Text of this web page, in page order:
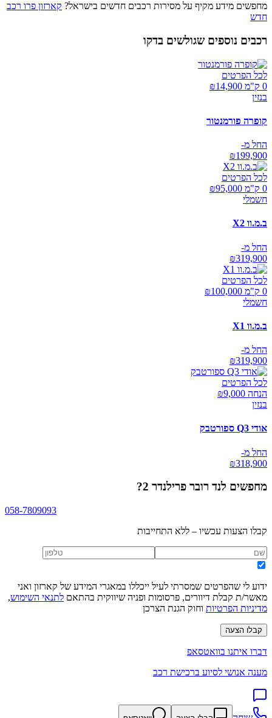
מחפשים מידע מקיף על מסירות רכבים חדשים בישראל? קארזון פרו רכב
חדש
רכבים נוספים שגולשים בדקו
לכל הפרטים
0 ק"מ ₪
14,900
בנזין
קופרה פורמנטור
החל מ-
₪199,900
לכל הפרטים
0 ק"מ ₪
95,000
חשמלי
ב.מ.וו X2
החל מ-
₪319,900
לכל הפרטים
0 ק"מ ₪
100,000
חשמלי
ב.מ.וו X1
החל מ-
₪319,900
לכל הפרטים
הנחה ₪ 9,000
בנזין
אודי Q3 ספורטבק
החל מ-
₪318,900
מחפשים לנד רובר פרילנדר 2 ?
058-7809093
קבלו הצעות עכשיו – ללא התחייבות
ידוע לי שהפרטים שמסרתי לעיל ייכללו במאגרי המידע של קארזון ואני
מאשר/ת קבלת דיוורים, פרסומות ופניה שיווקית בהתאם לתנאי השימוש,
מדיניות הפרטיות וחוק הגנת הצרכן
קבלו הצעה
דברו איתנו בוואטסאפ
מענה אנושי לסיוע ברכישת רכב